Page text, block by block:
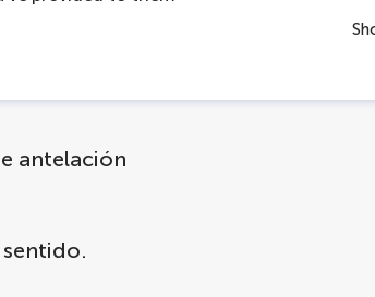
su plaza de aparcamiento
aquí.
antelación